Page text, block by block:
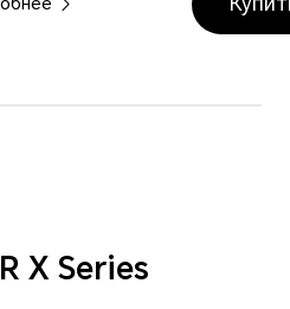
X Series